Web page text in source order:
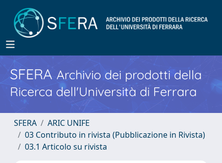
SFERA Archivio dei prodotti della
Ricerca dell'Università di Ferrara
SFERA
ARIC UNIFE
03 Contributo in rivista (Pubblicazione in Rivista)
03.1 Articolo su rivista